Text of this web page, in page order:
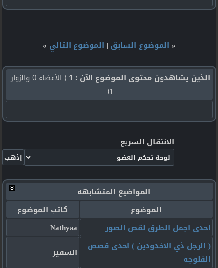
« الموضوع السابق | الموضوع التالي »
الذين يشاهدون محتوى الموضوع الآن : 1
( الأعضاء 0 والزوار
1)
الانتقال السريع
المواضيع المتشابهه
الموضوع
كاتب الموضوع
احدى اجمل الطرق لقص الصور
Nathyaa
( الرجل ذي الاخدودين ) احدى قصص
الفلوجه
السفير